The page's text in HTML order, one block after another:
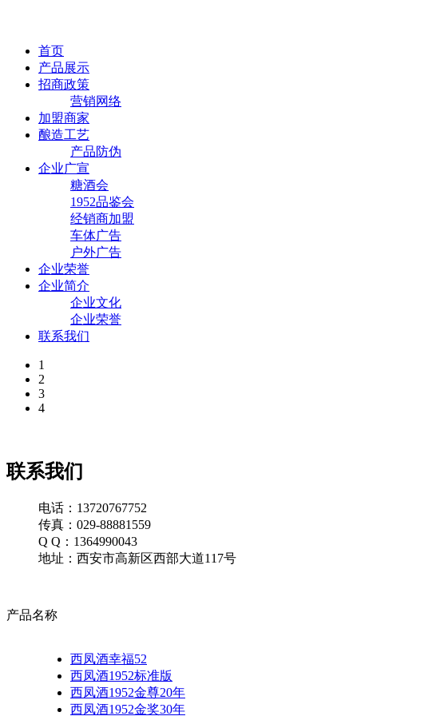
首页
产品展示
招商政策
营销网络
加盟商家
酿造工艺
产品防伪
企业广宣
糖酒会
1952品鉴会
经销商加盟
车体广告
户外广告
企业荣誉
企业简介
企业文化
企业荣誉
联系我们
1
2
3
4
联系我们
电话：13720767752
传真：029-88881559
Q Q：1364990043
地址：西安市高新区西部大道117号
产品名称
西凤酒幸福52
西凤酒1952标准版
西凤酒1952金尊20年
西凤酒1952金奖30年